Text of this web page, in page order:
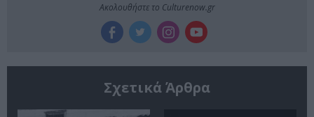
Ακολουθήστε το Culturenow.gr
Σχετικά Άρθρα